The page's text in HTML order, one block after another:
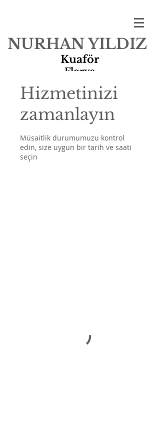
NURHAN YILDIZ
Kuaför
Florya
Hizmetinizi
zamanlayın
Müsaitlik durumumuzu kontrol
edin, size uygun bir tarih ve saati
seçin